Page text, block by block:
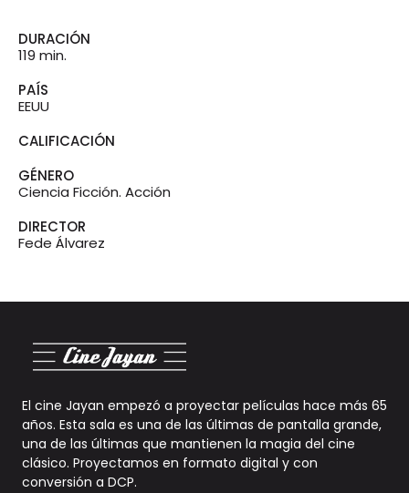
DURACIÓN
119 min.
PAÍS
EEUU
CALIFICACIÓN
GÉNERO
Ciencia Ficción. Acción
DIRECTOR
Fede Álvarez
El cine Jayan empezó a proyectar películas hace más 65
años. Esta sala es una de las últimas de pantalla grande,
una de las últimas que mantienen la magia del cine
clásico. Proyectamos en formato digital y con
conversión a DCP.